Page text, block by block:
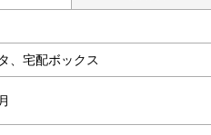
、宅配ボックス